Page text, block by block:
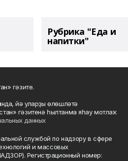
Рубрика "Еда и
напитки"
гәзите.
йә уларҙы өлөшләтә
гәзитенә һылтанма яһау мотлаҡ.
данных
службой по надзору в сфере
и массовых
Регистрационный номер: